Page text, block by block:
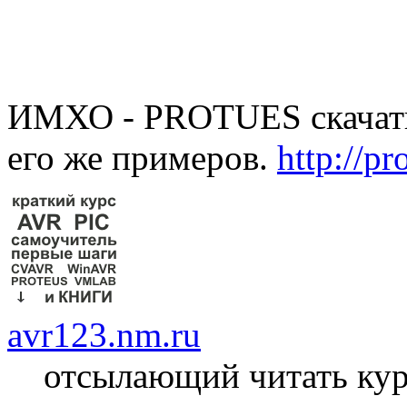
ИМХО - PROTUES
его же примеров. http://
avr123.nm.ru
отсылающий читать